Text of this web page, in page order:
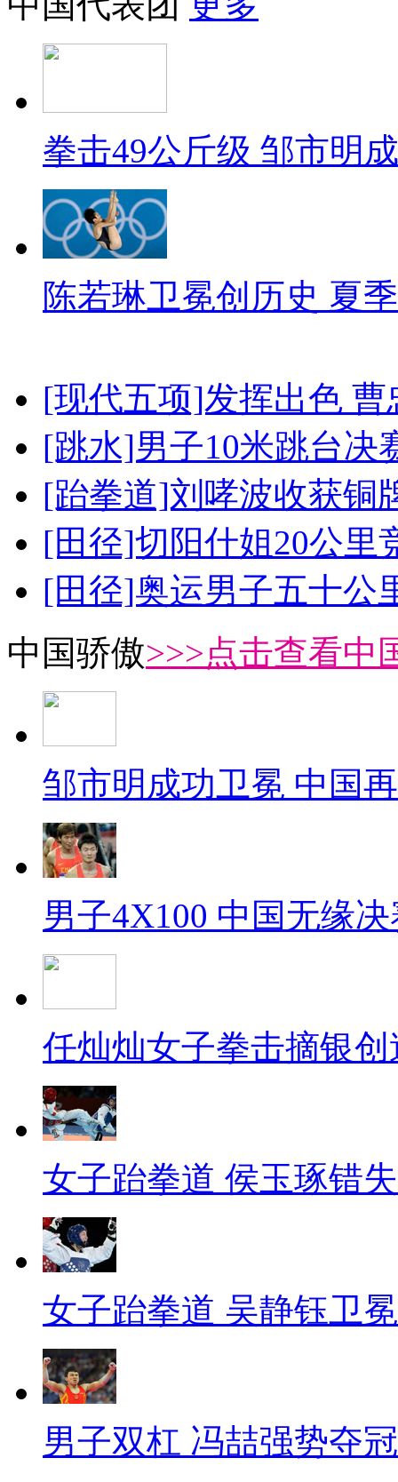
拳击49公斤级 邹市明
陈若琳卫冕创历史 夏
[现代五项]发挥出色
[跳水]男子10米跳台决
[跆拳道]刘哮波收获铜
[田径]切阳什姐20公里
[田径]奥运男子五十公
中国骄傲>>>点击查看中
邹市明成功卫冕 中国
男子4X100 中国无缘
任灿灿女子拳击摘银
女子跆拳道 侯玉琢错
女子跆拳道 吴静钰卫冕
男子双杠 冯喆强势夺冠